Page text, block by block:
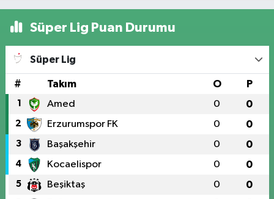
Yıldız Eczanesi
Üniversite Mah.Yunus Emre Bulvarı No:2 A
Süper Lig Puan Durumu
Süper Lig
# Takım O P
1 Amed 0 0
2 Erzurumspor FK 0 0
3 Başakşehir 0 0
4 Kocaelispor 0 0
5 Beşiktaş 0 0